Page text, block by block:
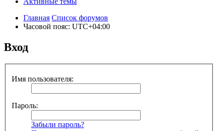
Главная Список форумов
Часовой пояс: UTC+04:00
Вход
Имя пользователя:
Пароль:
Забыли пароль?